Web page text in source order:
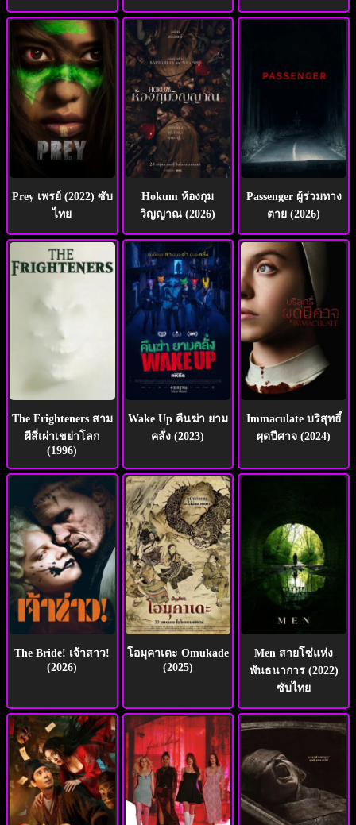
Prey เพรย์ (2022) ซับ
ไทย
Hokum ห้องกุม
วิญญาณ (2026)
Passenger ผู้ร่วมทาง
ตาย (2026)
The Frighteners สาม
ผีสี่เผ่าเขย่าโลก
(1996)
Wake Up คืนฆ่า ยาม
คลั่ง (2023)
Immaculate บริสุทธิ์
ผุดปีศาจ (2024)
The Bride! เจ้าสาว!
(2026)
โอมุคาเดะ Omukade
(2025)
Men สายโซ่แห่ง
พันธนาการ (2022)
ซับไทย